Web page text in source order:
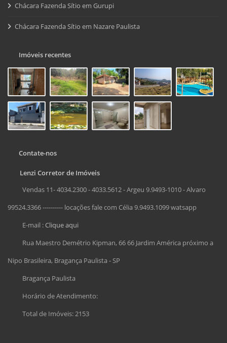
Chácara Fazenda Sítio em Gurupi
Chácara Fazenda Sítio em Nazare Paulista
Imóveis recentes
Contate-nos
Lenzi Corretor de Imóveis
Vendas 11- 4034.2300 - 4033.5612 - Argeu 9.9493-1010 - Alvaro
99524.3366 ---------- locações fale com Célia 9.9493.1099 watsapp
E-mail :Clique aqui
Rua Maestro Demétrio Kipman, 66 66 Jardim América próximo a
Nipo Brasileira, Bragança Paulista - SP
Bragança Paulista
Horário de Atendimento:
Total de Imóveis: 2153